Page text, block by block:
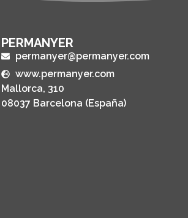
PERMANYER
permanyer@permanyer.com
www.permanyer.com
Mallorca, 310
08037 Barcelona (España)